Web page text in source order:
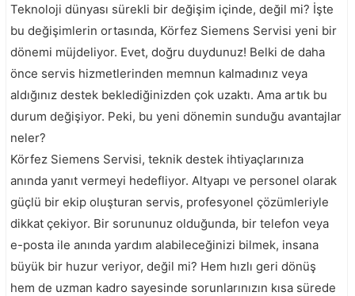
Teknoloji dünyası sürekli bir değişim içinde, değil mi? İşte
bu değişimlerin ortasında, Körfez Siemens Servisi yeni bir
dönemi müjdeliyor. Evet, doğru duydunuz! Belki de daha
önce servis hizmetlerinden memnun kalmadınız veya
aldığınız destek beklediğinizden çok uzaktı. Ama artık bu
durum değişiyor. Peki, bu yeni dönemin sunduğu avantajlar
neler?
Körfez Siemens Servisi, teknik destek ihtiyaçlarınıza
anında yanıt vermeyi hedefliyor. Altyapı ve personel olarak
güçlü bir ekip oluşturan servis, profesyonel çözümleriyle
dikkat çekiyor. Bir sorununuz olduğunda, bir telefon veya
e-posta ile anında yardım alabileceğinizi bilmek, insana
büyük bir huzur veriyor, değil mi? Hem hızlı geri dönüş
hem de uzman kadro sayesinde sorunlarınızın kısa sürede